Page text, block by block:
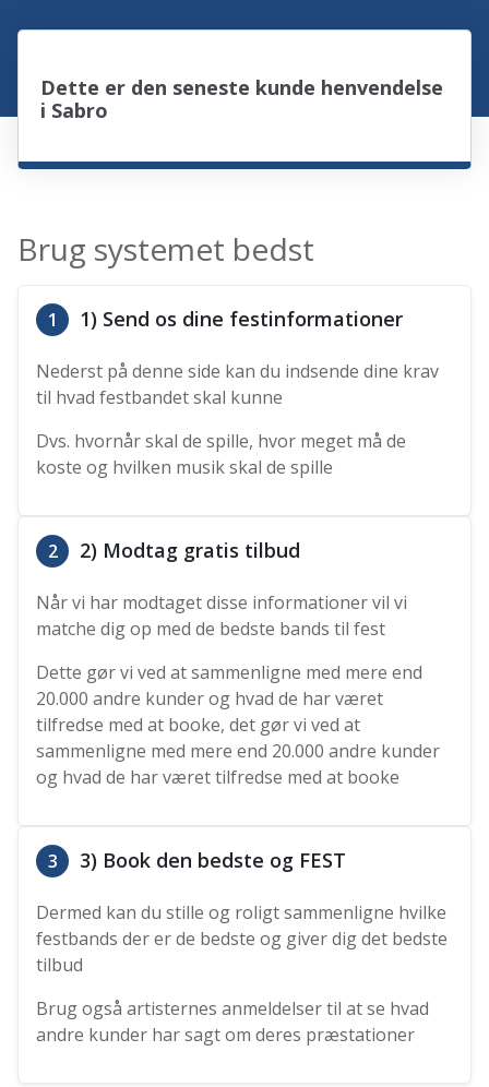
Dette er den seneste kunde henvendelse
i Sabro
Brug systemet bedst
1 1) Send os dine festinformationer
Nederst på denne side kan du indsende dine krav
til hvad festbandet skal kunne
Dvs. hvornår skal de spille, hvor meget må de
koste og hvilken musik skal de spille
2 2) Modtag gratis tilbud
Når vi har modtaget disse informationer vil vi
matche dig op med de bedste bands til fest
Dette gør vi ved at sammenligne med mere end
20.000 andre kunder og hvad de har været
tilfredse med at booke, det gør vi ved at
sammenligne med mere end 20.000 andre kunder
og hvad de har været tilfredse med at booke
3 3) Book den bedste og FEST
Dermed kan du stille og roligt sammenligne hvilke
festbands der er de bedste og giver dig det bedste
tilbud
Brug også artisternes anmeldelser til at se hvad
andre kunder har sagt om deres præstationer